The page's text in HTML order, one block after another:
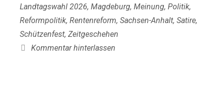
Landtagswahl 2026, Magdeburg, Meinung, Politik,
Reformpolitik, Rentenreform, Sachsen-Anhalt, Satire,
Schützenfest, Zeitgeschehen
Kommentar hinterlassen